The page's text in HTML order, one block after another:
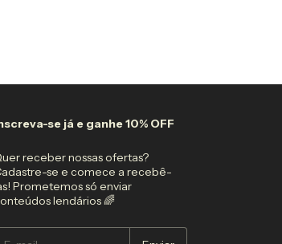
se já e ganhe 10% OFF
receber nossas ofertas?
se e comece a recebê-
Prometemos só enviar
lendários 🌈